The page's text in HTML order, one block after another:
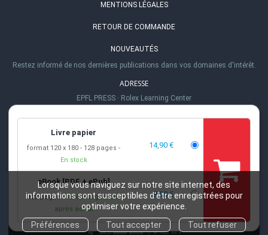
Lorsque vous naviguez sur notre site internet, des
informations sont susceptibles d'être enregistrées pour
optimiser votre expérience.
Préférences
Tout accepter Tout refuser
Livre papier
format 120 x 180
128 pages
En stock
14,90 €
eBook [PDF + ePub]
128 pages Téléchargement
après achat
9,90 €
MENTIONS LÉGALES
RETOUR DE COMMANDE
NOUVEAUTÉS
Restez informé de nos dernières publications dans vos domaines d'intérêt.
ADRESSE
EPFL PRESS · Rolex Learning Center
HEURES D'OUVERTURE
Lu-Ve 8h00 - 17h00